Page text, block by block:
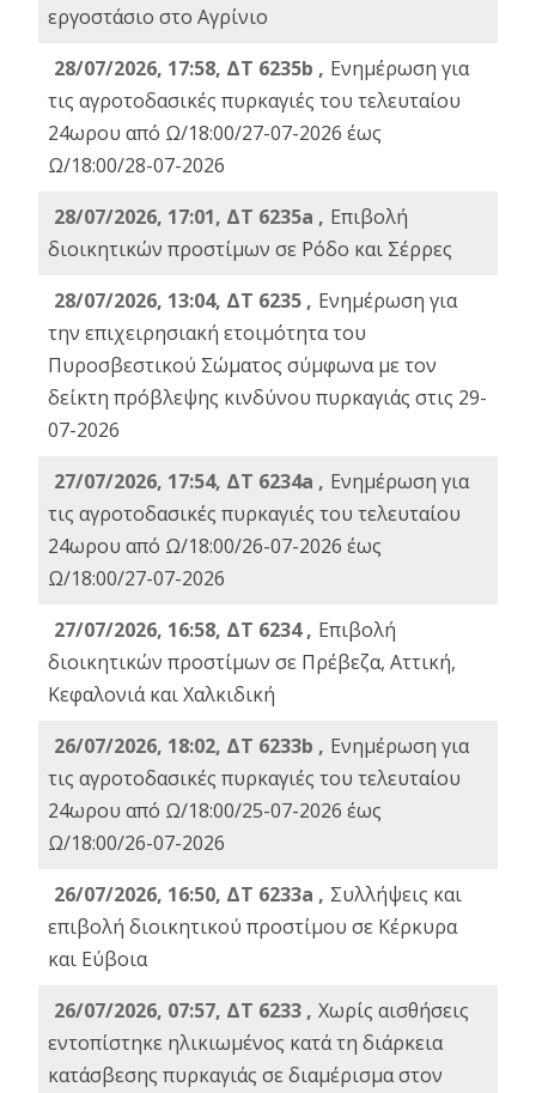
εργοστάσιο στο Αγρίνιο
28/07/2026, 17:58, ΔΤ 6235b , Ενημέρωση για
τις αγροτοδασικές πυρκαγιές του τελευταίου
24ωρου από Ω/18:00/27-07-2026 έως
Ω/18:00/28-07-2026
28/07/2026, 17:01, ΔΤ 6235a , Eπιβολή
διοικητικών προστίμων σε Ρόδο και Σέρρες
28/07/2026, 13:04, ΔΤ 6235 , Ενημέρωση για
την επιχειρησιακή ετοιμότητα του
Πυροσβεστικού Σώματος σύμφωνα με τον
δείκτη πρόβλεψης κινδύνου πυρκαγιάς στις 29-
07-2026
27/07/2026, 17:54, ΔΤ 6234a , Ενημέρωση για
τις αγροτοδασικές πυρκαγιές του τελευταίου
24ωρου από Ω/18:00/26-07-2026 έως
Ω/18:00/27-07-2026
27/07/2026, 16:58, ΔΤ 6234 , Eπιβολή
διοικητικών προστίμων σε Πρέβεζα, Αττική,
Κεφαλονιά και Χαλκιδική
26/07/2026, 18:02, ΔΤ 6233b , Ενημέρωση για
τις αγροτοδασικές πυρκαγιές του τελευταίου
24ωρου από Ω/18:00/25-07-2026 έως
Ω/18:00/26-07-2026
26/07/2026, 16:50, ΔΤ 6233a , Συλλήψεις και
επιβολή διοικητικού προστίμου σε Κέρκυρα
και Εύβοια
26/07/2026, 07:57, ΔΤ 6233 , Χωρίς αισθήσεις
εντοπίστηκε ηλικιωμένος κατά τη διάρκεια
κατάσβεσης πυρκαγιάς σε διαμέρισμα στον